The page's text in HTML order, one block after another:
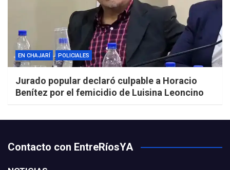
EN CHAJARÍ POLICIALES
Jurado popular declaró culpable a Horacio
Benítez por el femicidio de Luisina Leoncino
Contacto con EntreRíosYA